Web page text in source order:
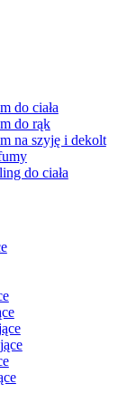
do ciała
do rąk
na szyję i dekolt
do ciała